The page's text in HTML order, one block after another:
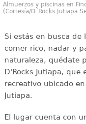
Almuerzos y piscinas en
(Cortesía/D´Rocks Jutiapa
Si estás en busca de
comer rico, nadar y
naturaleza, quédate
D'Rocks Jutiapa,
recreativo ubicado
Jutiapa.
El lugar cuenta con